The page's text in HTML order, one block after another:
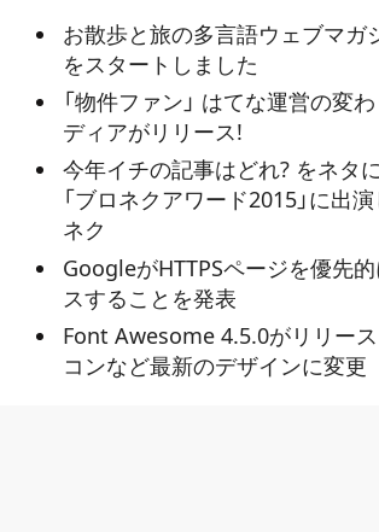
お散歩と旅の多言語ウェブマガジ
をスタートしました
「物件ファン」 はてな運営の変
ディアがリリース!
今年イチの記事はどれ? をネタ
「ブロネクアワード2015」に出
ネク
GoogleがHTTPSページを優先
スすることを発表
Font Awesome 4.5.0がリリー
コンなど最新のデザインに変更